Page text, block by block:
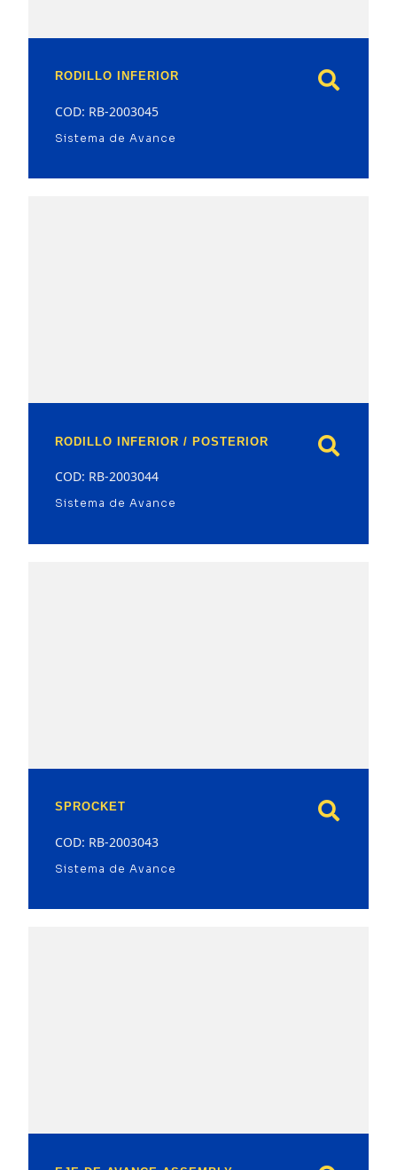
RODILLO INFERIOR
COD: RB-2003045
Sistema de Avance
RODILLO INFERIOR / POSTERIOR
COD: RB-2003044
Sistema de Avance
SPROCKET
COD: RB-2003043
Sistema de Avance